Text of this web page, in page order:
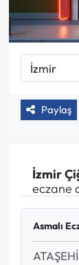
Paylaş
İzmir
eczane
Asmalı